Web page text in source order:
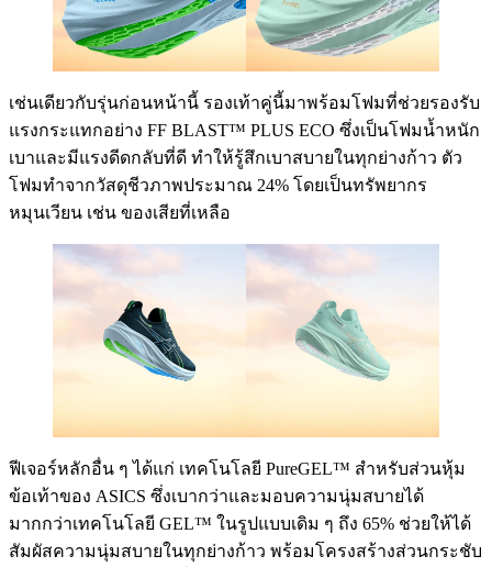
เช่นเดียวกับรุ่นก่อนหน้านี้ รองเท้าคู่นี้มาพร้อมโฟมที่ช่วยรองรับ
แรงกระแทกอย่าง FF BLAST™ PLUS ECO ซึ่งเป็นโฟมน้ำหนัก
เบาและมีแรงดีดกลับที่ดี ทำให้รู้สึกเบาสบายในทุกย่างก้าว ตัว
โฟมทำจากวัสดุชีวภาพประมาณ 24% โดยเป็นทรัพยากร
หมุนเวียน เช่น ของเสียที่เหลือ
ฟีเจอร์หลักอื่น ๆ ได้แก่ เทคโนโลยี PureGEL™ สำหรับส่วนหุ้ม
ข้อเท้าของ ASICS ซึ่งเบากว่าและมอบความนุ่มสบายได้
มากกว่าเทคโนโลยี GEL™ ในรูปแบบเดิม ๆ ถึง 65% ช่วยให้ได้
สัมผัสความนุ่มสบายในทุกย่างก้าว พร้อมโครงสร้างส่วนกระชับ